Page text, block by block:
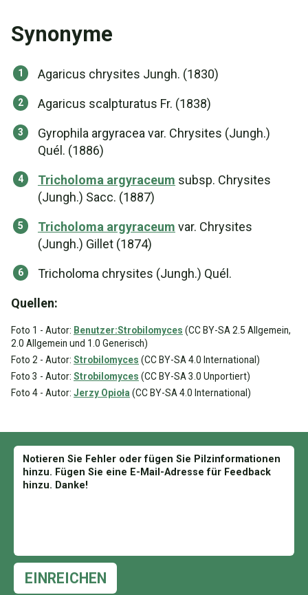
Synonyme
Agaricus chrysites Jungh. (1830)
Agaricus scalpturatus Fr. (1838)
Gyrophila argyracea var. Chrysites (Jungh.)
Quél. (1886)
Tricholoma argyraceum subsp. Chrysites
(Jungh.) Sacc. (1887)
Tricholoma argyraceum var. Chrysites
(Jungh.) Gillet (1874)
Tricholoma chrysites (Jungh.) Quél.
Quellen:
Foto 1 - Autor: Benutzer:Strobilomyces (CC BY-SA 2.5 Allgemein,
2.0 Allgemein und 1.0 Generisch)
Foto 2 - Autor: Strobilomyces (CC BY-SA 4.0 International)
Foto 3 - Autor: Strobilomyces (CC BY-SA 3.0 Unportiert)
Foto 4 - Autor: Jerzy Opioła (CC BY-SA 4.0 International)
EINREICHEN